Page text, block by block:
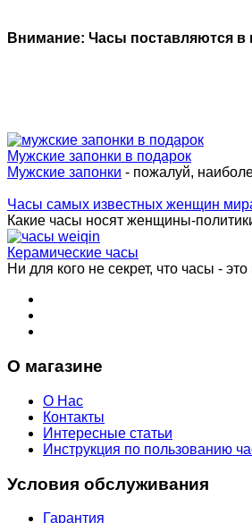
Внимание: Часы поставляются в
Мужские запонки в подарок
Мужские запонки - пожалуй,
Часы самых известных женщин
Какие часы носят женщины-
Керамические часы
Ни для кого не секрет, что часы -
О магазине
О Нас
Контакты
Интересные статьи
Инструкция по пользованию
Условия обслуживания
Гарантия